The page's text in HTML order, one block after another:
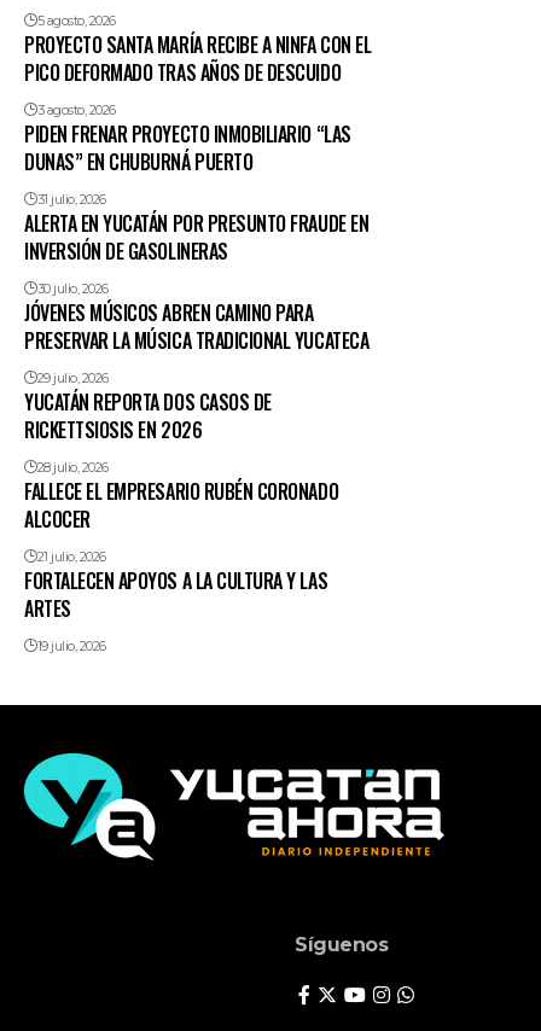
5 agosto, 2026
PROYECTO SANTA MARÍA RECIBE A NINFA CON EL
PICO DEFORMADO TRAS AÑOS DE DESCUIDO
3 agosto, 2026
PIDEN FRENAR PROYECTO INMOBILIARIO “LAS
DUNAS” EN CHUBURNÁ PUERTO
31 julio, 2026
ALERTA EN YUCATÁN POR PRESUNTO FRAUDE EN
INVERSIÓN DE GASOLINERAS
30 julio, 2026
JÓVENES MÚSICOS ABREN CAMINO PARA
PRESERVAR LA MÚSICA TRADICIONAL YUCATECA
29 julio, 2026
YUCATÁN REPORTA DOS CASOS DE
RICKETTSIOSIS EN 2026
28 julio, 2026
FALLECE EL EMPRESARIO RUBÉN CORONADO
ALCOCER
21 julio, 2026
FORTALECEN APOYOS A LA CULTURA Y LAS
ARTES
19 julio, 2026
Síguenos